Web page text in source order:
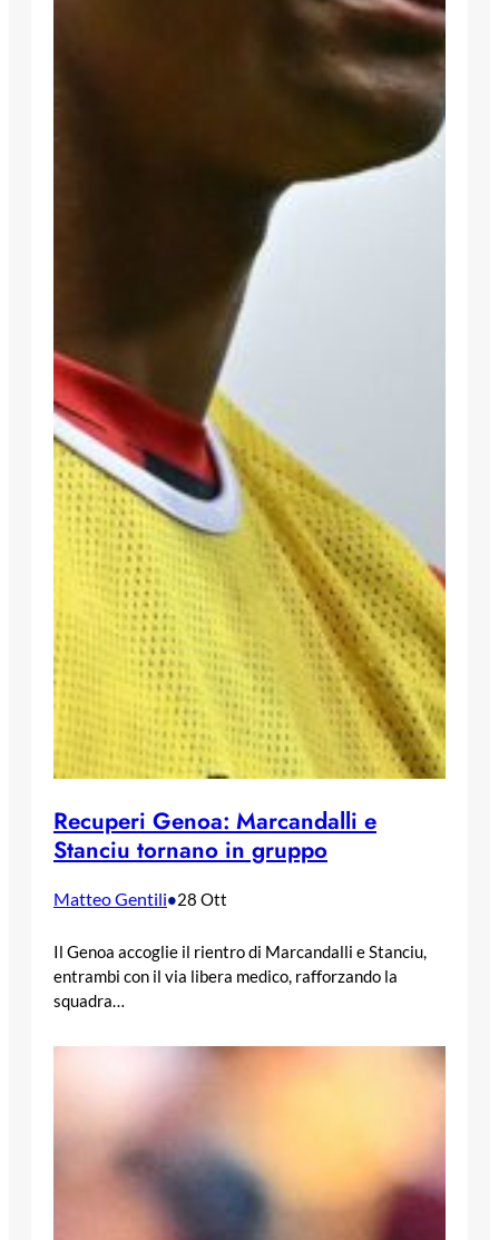
Recuperi Genoa: Marcandalli e
Stanciu tornano in gruppo
Matteo Gentili•28 Ott
Il Genoa accoglie il rientro di Marcandalli e Stanciu,
entrambi con il via libera medico, rafforzando la
squadra…